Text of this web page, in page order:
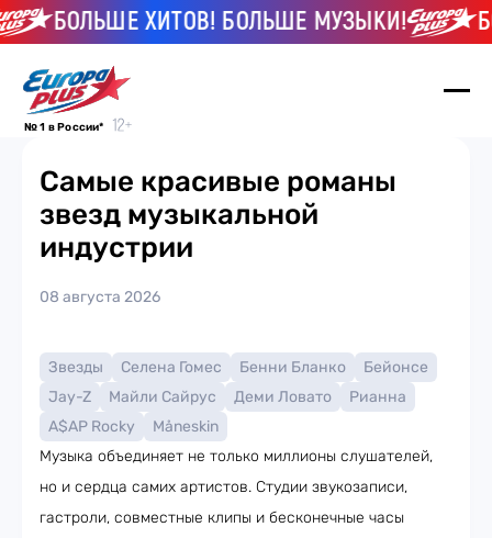
БОЛЬШЕ ХИТОВ! БОЛЬШЕ МУЗЫКИ!
№ 1 в России*
Самые красивые романы
звезд музыкальной
индустрии
08 августа 2026
Звезды Селена Гомес Бенни Бланко
Бейонсе
Jay-Z
Майли Сайрус Деми Ловато
Рианна
A$AP Rocky
Måneskin
Музыка объединяет не только миллионы слушателей,
но и сердца самих артистов. Студии звукозаписи,
гастроли, совместные клипы и бесконечные часы